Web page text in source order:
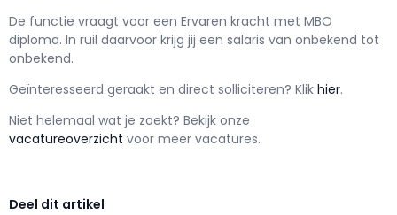
De functie vraagt voor een Ervaren kracht met MBO
diploma. In ruil daarvoor krijg jij een salaris van onbekend tot
onbekend.
Geïnteresseerd geraakt en direct solliciteren? Klik hier.
Niet helemaal wat je zoekt? Bekijk onze
vacatureoverzicht voor meer vacatures.
Deel dit artikel